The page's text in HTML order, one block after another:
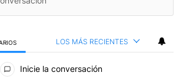
LOS MÁS RECIENTES
Inicie la conversación